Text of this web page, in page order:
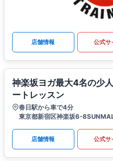
店舗情報 公式サ
神楽坂ヨガ最大4名の少
ートレッスン
春日駅から車で4分
東京都新宿区神楽坂6-
店舗情報 公式サ